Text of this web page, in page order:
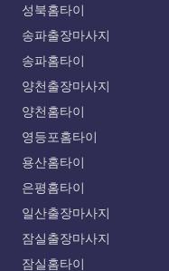
성북홈타이
송파출장마사지
송파홈타이
양천출장마사지
양천홈타이
영등포홈타이
용산홈타이
은평홈타이
일산출장마사지
잠실출장마사지
잠실홈타이